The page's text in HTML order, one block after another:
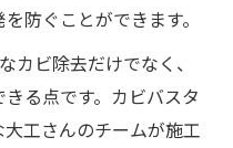
防ぐことができます。
カビ除去だけでなく、
る点です。カビバスタ
工さんのチームが施工